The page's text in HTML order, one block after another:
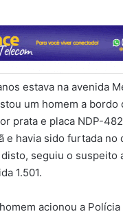
estava na avenida
um homem a bordo
prata e placa NDP-
e havia sido furtada no
seguiu o suspeito
1.501.
acionou a